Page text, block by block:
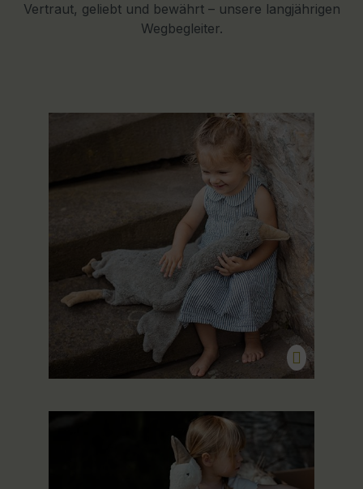
Vertraut, geliebt und bewährt – unsere langjährigen
Wegbegleiter.